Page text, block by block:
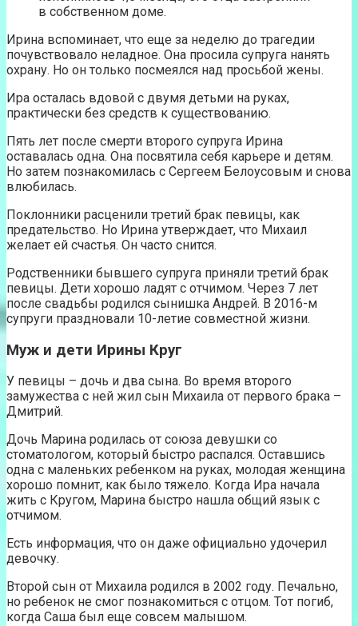
в собственном доме.
Ирина вспоминает, что еще за неделю до трагедии
почувствовало неладное. Она просила супруга нанять
охрану. Но он только посмеялся над просьбой жены.
Ира осталась вдовой с двумя детьми на руках,
практически без средств к существованию.
Пять лет после смерти второго супруга Ирина
оставалась одна. Она посвятила себя карьере и детям.
Но затем познакомилась с Сергеем Белоусовым и снова
влюбилась.
Поклонники расценили третий брак певицы, как
предательство. Но Ирина утверждает, что Михаил
желает ей счастья. Он часто снится.
Родственники бывшего супруга приняли третий брак
певицы. Дети хорошо ладят с отчимом. Через 7 лет
после свадьбы родился сынишка Андрей. В 2016-м
супруги праздновали 10-летие совместной жизни.
Муж и дети Ирины Круг
У певицы – дочь и два сына. Во время второго
замужества с ней жил сын Михаила от первого брака –
Дмитрий.
Дочь Марина родилась от союза девушки со
стоматологом, который быстро распался. Оставшись
одна с маленьких ребенком на руках, молодая женщина
хорошо помнит, как было тяжело. Когда Ира начала
жить с Кругом, Марина быстро нашла общий язык с
отчимом.
Есть информация, что он даже официально удочерил
девочку.
Второй сын от Михаила родился в 2002 году. Печально,
но ребенок не смог познакомиться с отцом. Тот погиб,
когда Саша был еще совсем малышом.